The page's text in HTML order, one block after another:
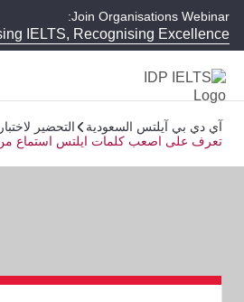
Join Organisations Webinar:
IELTS, Recognising Excellence
آي دي بي آيلتس السعودية
التحضير
تعرف على اصعب كلمات ايلتس استماع من